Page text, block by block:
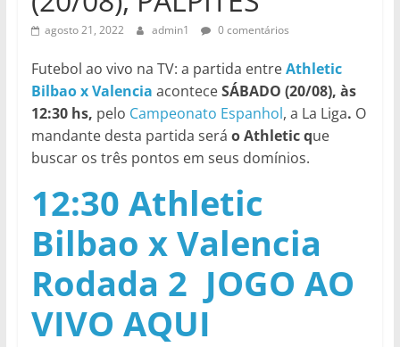
agosto 21, 2022 admin1 0 comentários
Futebol ao vivo na TV: a partida entreAthletic
Bilbao x Valencia aconteceSÁBADO (20/08), às
12:30 hs, pelo Campeonato Espanhol, a La Liga. O
mandante desta partida será o Athletic que
buscar os três pontos em seus domínios.
12:30 Athletic
Bilbao x Valencia
Rodada 2 JOGO AO
VIVO AQUI